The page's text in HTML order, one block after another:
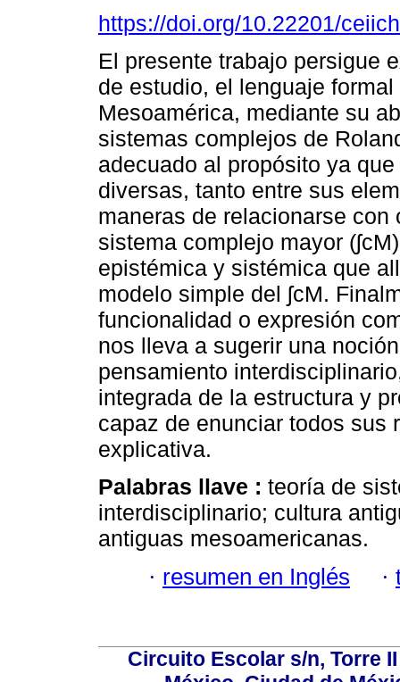
https://doi.org/10.22201/
El presente trabajo persigue
de estudio, el lenguaje
Mesoamérica, mediante su
sistemas complejos de
adecuado al propósito ya
diversas, tanto entre sus
maneras de relacionarse
sistema complejo mayor
epistémica y sistémica que
modelo simple del ʃcM.
funcionalidad o expresión
nos lleva a sugerir una
pensamiento
integrada de la estructura y
capaz de enunciar todos sus
explicativa.
Palabras llave : teoría de
interdisciplinario; cultura
antiguas mesoamericanas.
· resumen en Inglés ·
Circuito Escolar s/n, Torre